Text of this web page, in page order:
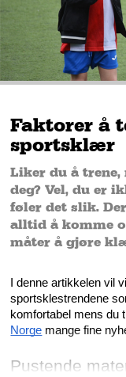
Faktorer å
sportsklær
Liker du å
deg? Vel, du er
føler det slik.
alltid å komme
måter å gjøre
I denne artikkelen vil
sportsklestrendene
komfortabel mens du
Norge mange fine
Pustende